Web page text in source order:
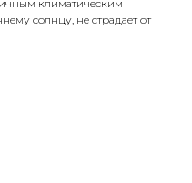
климатическим
солнцу, не страдает от